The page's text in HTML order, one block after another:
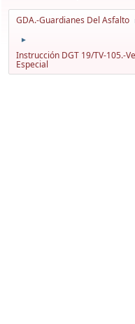
GDA.-Guardianes Del Asfalto
►
Instrucción DGT 19/TV-105.-
Especial